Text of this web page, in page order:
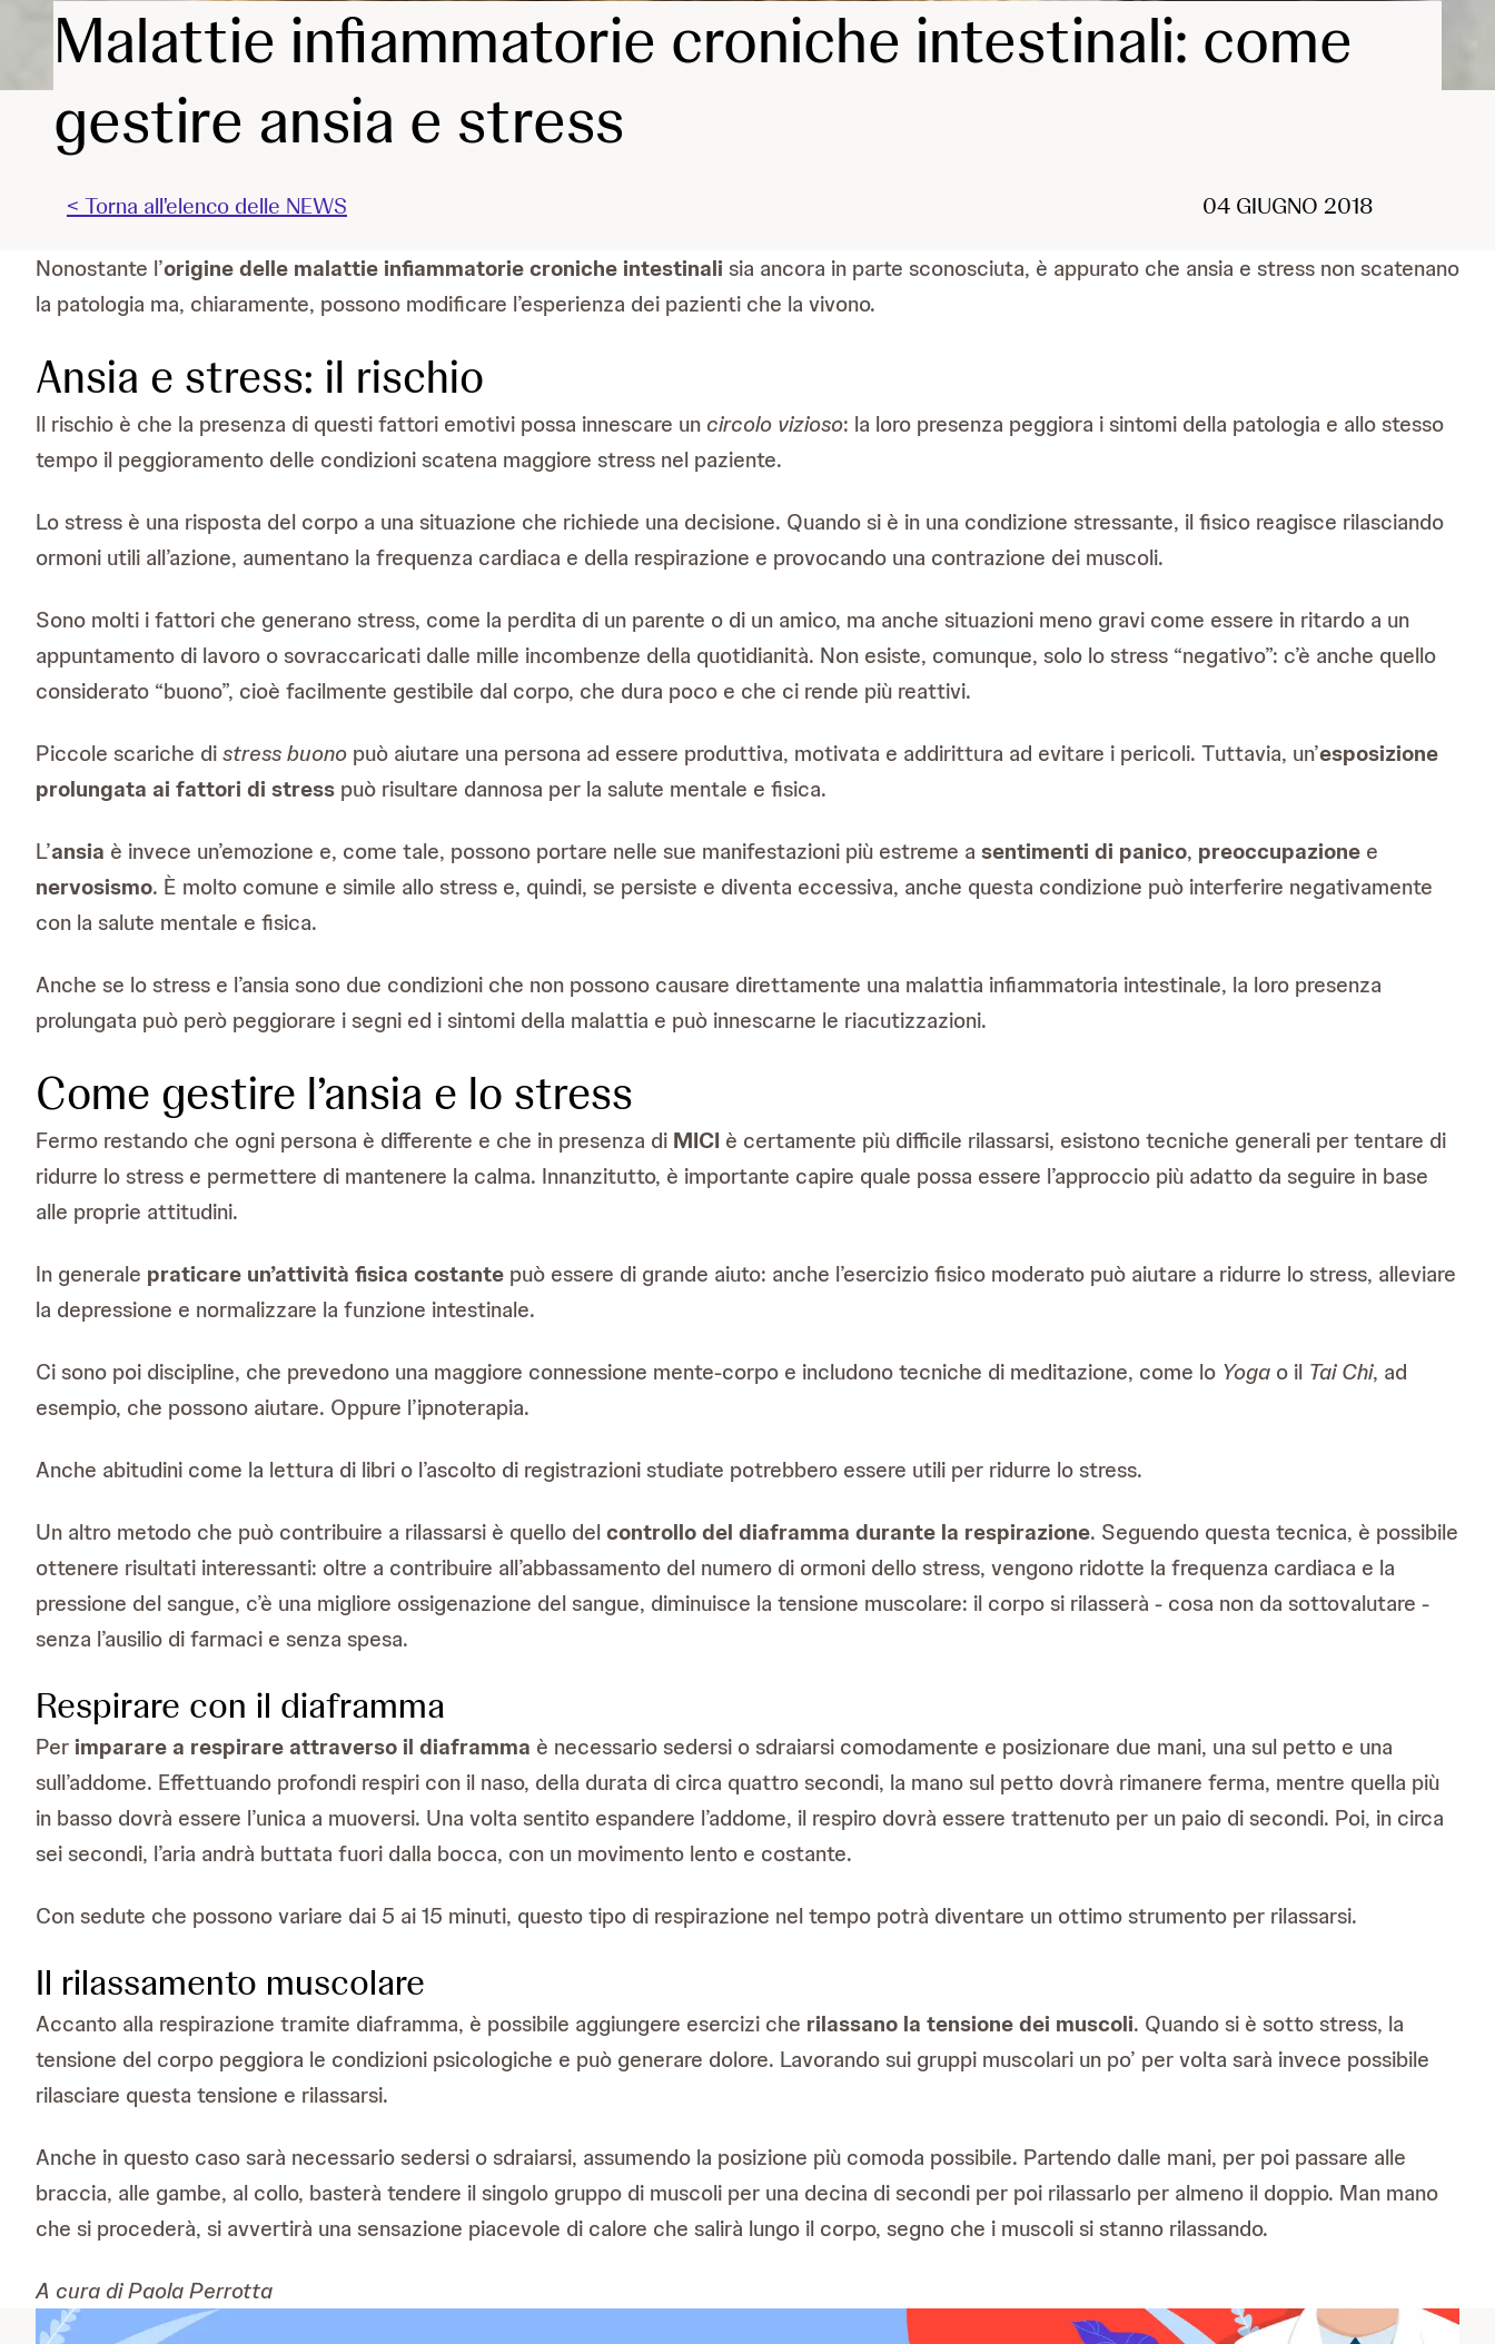
Malattie infiammatorie croniche intestinali: come
gestire ansia e stress
< Torna all'elenco delle NEWS 04 GIUGNO 2018
Nonostante l’origine delle malattie infiammatorie croniche intestinali sia ancora in parte sconosciuta, è appurato che ansia e stress non scatenano
la patologia ma, chiaramente, possono modificare l’esperienza dei pazienti che la vivono.
Ansia e stress: il rischio
Il rischio è che la presenza di questi fattori emotivi possa innescare un circolo vizioso: la loro presenza peggiora i sintomi della patologia e allo stesso
tempo il peggioramento delle condizioni scatena maggiore stress nel paziente.
Lo stress è una risposta del corpo a una situazione che richiede una decisione. Quando si è in una condizione stressante, il fisico reagisce rilasciando
ormoni utili all’azione, aumentano la frequenza cardiaca e della respirazione e provocando una contrazione dei muscoli.
Sono molti i fattori che generano stress, come la perdita di un parente o di un amico, ma anche situazioni meno gravi come essere in ritardo a un
appuntamento di lavoro o sovraccaricati dalle mille incombenze della quotidianità. Non esiste, comunque, solo lo stress “negativo”: c’è anche quello
considerato “buono”, cioè facilmente gestibile dal corpo, che dura poco e che ci rende più reattivi.
Piccole scariche distress buono può aiutare una persona ad essere produttiva, motivata e addirittura ad evitare i pericoli. Tuttavia, un’esposizione
prolungata ai fattori di stress può risultare dannosa per la salute mentale e fisica.
L’ansia è invece un’emozione e, come tale, possono portare nelle sue manifestazioni più estreme a sentimenti di panico, preoccupazione e
nervosismo. È molto comune e simile allo stress e, quindi, se persiste e diventa eccessiva, anche questa condizione può interferire negativamente
con la salute mentale e fisica.
Anche se lo stress e l’ansia sono due condizioni che non possono causare direttamente una malattia infiammatoria intestinale, la loro presenza
prolungata può però peggiorare i segni ed i sintomi della malattia e può innescarne le riacutizzazioni.
Come gestire l’ansia e lo stress
Fermo restando che ogni persona è differente e che in presenza di MICI è certamente più difficile rilassarsi, esistono tecniche generali per tentare di
ridurre lo stress e permettere di mantenere la calma. Innanzitutto, è importante capire quale possa essere l’approccio più adatto da seguire in base
alle proprie attitudini.
In generale praticare un’attività fisica costante può essere di grande aiuto: anche l’esercizio fisico moderato può aiutare a ridurre lo stress, alleviare
la depressione e normalizzare la funzione intestinale.
Ci sono poi discipline, che prevedono una maggiore connessione mente-corpo e includono tecniche di meditazione, come lo Yoga o il Tai Chi, ad
esempio, che possono aiutare. Oppure l’ipnoterapia.
Anche abitudini come la lettura di libri o l’ascolto di registrazioni studiate potrebbero essere utili per ridurre lo stress.
Un altro metodo che può contribuire a rilassarsi è quello delcontrollo del diaframma durante la respirazione. Seguendo questa tecnica, è possibile
ottenere risultati interessanti: oltre a contribuire all’abbassamento del numero di ormoni dello stress, vengono ridotte la frequenza cardiaca e la
pressione del sangue, c’è una migliore ossigenazione del sangue, diminuisce la tensione muscolare: il corpo si rilasserà - cosa non da sottovalutare -
senza l’ausilio di farmaci e senza spesa.
Respirare con il diaframma
Perimparare a respirare attraverso il diaframma è necessario sedersi o sdraiarsi comodamente e posizionare due mani, una sul petto e una
sull’addome. Effettuando profondi respiri con il naso, della durata di circa quattro secondi, la mano sul petto dovrà rimanere ferma, mentre quella più
in basso dovrà essere l’unica a muoversi. Una volta sentito espandere l’addome, il respiro dovrà essere trattenuto per un paio di secondi. Poi, in circa
sei secondi, l’aria andrà buttata fuori dalla bocca, con un movimento lento e costante.
Con sedute che possono variare dai 5 ai 15 minuti, questo tipo di respirazione nel tempo potrà diventare un ottimo strumento per rilassarsi.
Il rilassamento muscolare
Accanto alla respirazione tramite diaframma, è possibile aggiungere esercizi che rilassano la tensione dei muscoli. Quando si è sotto stress, la
tensione del corpo peggiora le condizioni psicologiche e può generare dolore. Lavorando sui gruppi muscolari un po’ per volta sarà invece possibile
rilasciare questa tensione e rilassarsi.
Anche in questo caso sarà necessario sedersi o sdraiarsi, assumendo la posizione più comoda possibile. Partendo dalle mani, per poi passare alle
braccia, alle gambe, al collo, basterà tendere il singolo gruppo di muscoli per una decina di secondi per poi rilassarlo per almeno il doppio. Man mano
che si procederà, si avvertirà una sensazione piacevole di calore che salirà lungo il corpo, segno che i muscoli si stanno rilassando.
A cura di Paola Perrotta